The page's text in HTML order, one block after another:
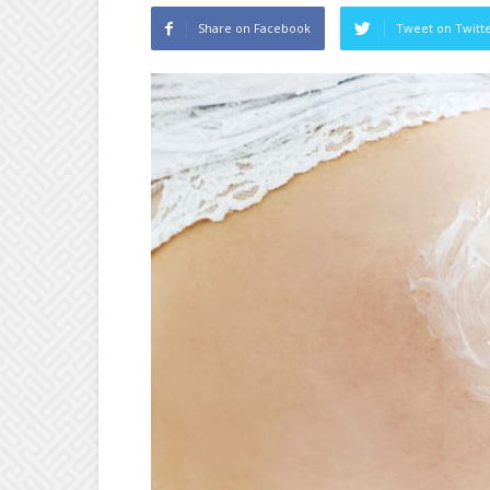
Share on Facebook Tweet on